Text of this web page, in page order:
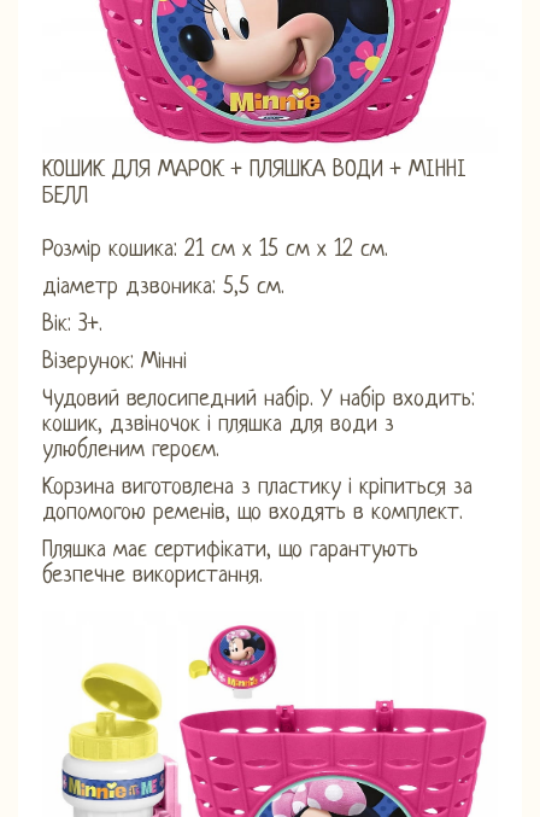
КОШИК ДЛЯ МАРОК + ПЛЯШКА ВОДИ + МІННІ
БЕЛЛ
Розмір кошика: 21 см х 15 см х 12 см.
діаметр дзвоника: 5,5 см.
Вік: 3+.
Візерунок: Мінні
Чудовий велосипедний набір. У набір входить:
кошик, дзвіночок і пляшка для води з
улюбленим героєм.
Корзина виготовлена ​​з пластику і кріпиться за
допомогою ременів, що входять в комплект.
Пляшка має сертифікати, що гарантують
безпечне використання.